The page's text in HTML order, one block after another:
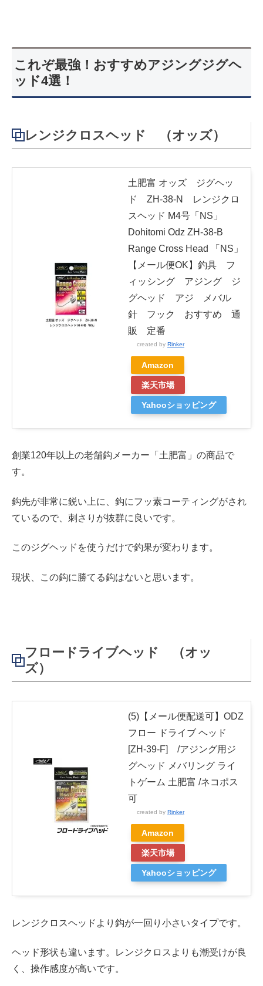
これぞ最強！おすすめアジングジグヘ
ッド4選！
レンジクロスヘッド （オッズ）
土肥富 オッズ ジグヘッ
ド ZH-38-N レンジクロ
スヘッド M4号「NS」
Dohitomi Odz ZH-38-B
Range Cross Head 「NS」
【メール便OK】釣具 フ
ィッシング アジング ジ
グヘッド アジ メバル
針 フック おすすめ 通
販 定番
created by Rinker
Amazon
楽天市場
Yahooショッピング
創業120年以上の老舗鈎メーカー「土肥富」の商品で
す。
鈎先が非常に鋭い上に、鈎にフッ素コーティングがされ
ているので、刺さりが抜群に良いです。
このジグヘッドを使うだけで釣果が変わります。
現状、この鈎に勝てる鈎はないと思います。
フロードライブヘッド （オッ
ズ）
(5)【メール便配送可】ODZ
フロー ドライブ ヘッド
[ZH-39-F] /アジング用ジ
グヘッド メバリング ライ
トゲーム 土肥富 /ネコポス
可
created by Rinker
Amazon
楽天市場
Yahooショッピング
レンジクロスヘッドより鈎が一回り小さいタイプです。
ヘッド形状も違います。レンジクロスよりも潮受けが良
く、操作感度が高いです。